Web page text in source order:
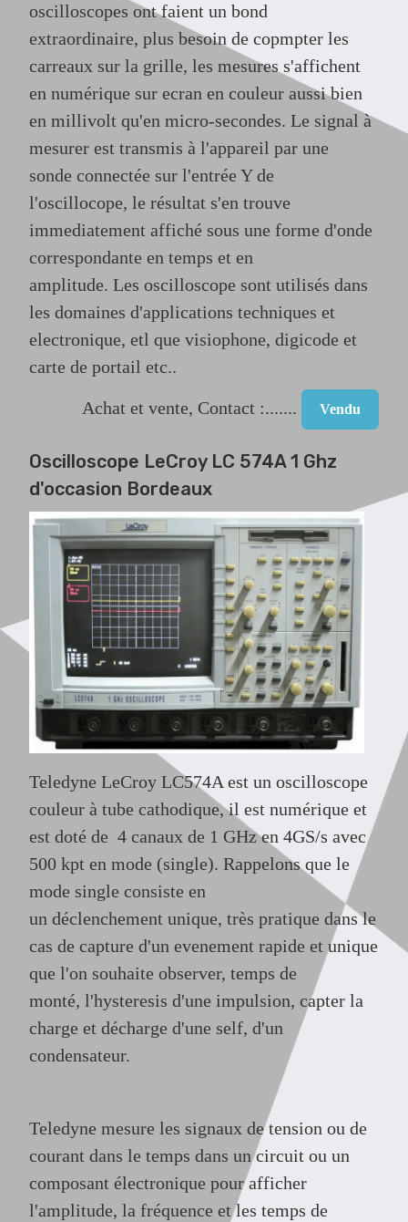
oscilloscopes ont faient un bond
extraordinaire, plus besoin de copmpter les
carreaux sur la grille, les mesures s'affichent
en numérique sur ecran en couleur aussi bien
en millivolt qu'en micro-secondes. Le signal à
mesurer est transmis à l'appareil par une
sonde connectée sur l'entrée Y de
l'oscillocope, le résultat s'en trouve
immediatement affiché sous une forme d'onde
correspondante en temps et en
amplitude. Les oscilloscope sont utilisés dans
les domaines d'applications techniques et
electronique, etl que visiophone, digicode et
carte de portail etc..
Achat et vente, Contact :....... Vendu
Oscilloscope LeCroy LC 574A 1 Ghz
d'occasion Bordeaux
Teledyne LeCroy LC574A est un oscilloscope
couleur à tube cathodique, il est numérique et
est doté de 4 canaux de 1 GHz en 4GS/s avec
500 kpt en mode (single). Rappelons que le
mode single consiste en
un déclenchement unique, très pratique dans le
cas de capture d'un evenement rapide et unique
que l'on souhaite observer, temps de
monté, l'hysteresis d'une impulsion, capter la
charge et décharge d'une self, d'un
condensateur.
Teledyne mesure les signaux de tension ou de
courant dans le temps dans un circuit ou un
composant électronique pour afficher
l'amplitude, la fréquence et les temps de